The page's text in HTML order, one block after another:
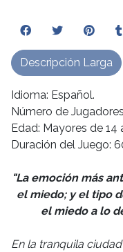
Idioma: Español.
Número de
Edad: Mayores de 14
Duración del Juego:
"La emoción más
el miedo; y el tipo
el miedo a lo
En la tranquila
Descripción Larga